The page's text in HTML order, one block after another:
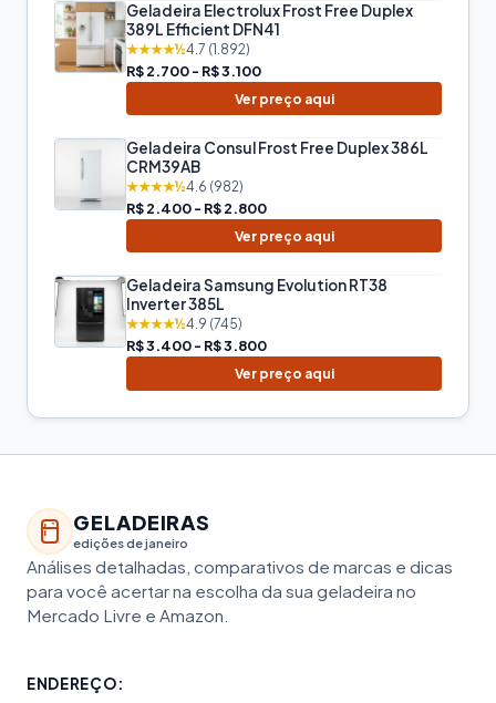
Geladeira Electrolux Frost Free Duplex
389L Efficient DFN41
★★★★½4.7 (1.892)
R$ 2.700 - R$ 3.100
Ver preço aqui
Geladeira Consul Frost Free Duplex 386L
CRM39AB
★★★★½4.6 (982)
R$ 2.400 - R$ 2.800
Ver preço aqui
Geladeira Samsung Evolution RT38
Inverter 385L
★★★★½4.9 (745)
R$ 3.400 - R$ 3.800
Ver preço aqui
GELADEIRAS
edições de janeiro
Análises detalhadas, comparativos de marcas e dicas
para você acertar na escolha da sua geladeira no
Mercado Livre e Amazon.
ENDEREÇO: